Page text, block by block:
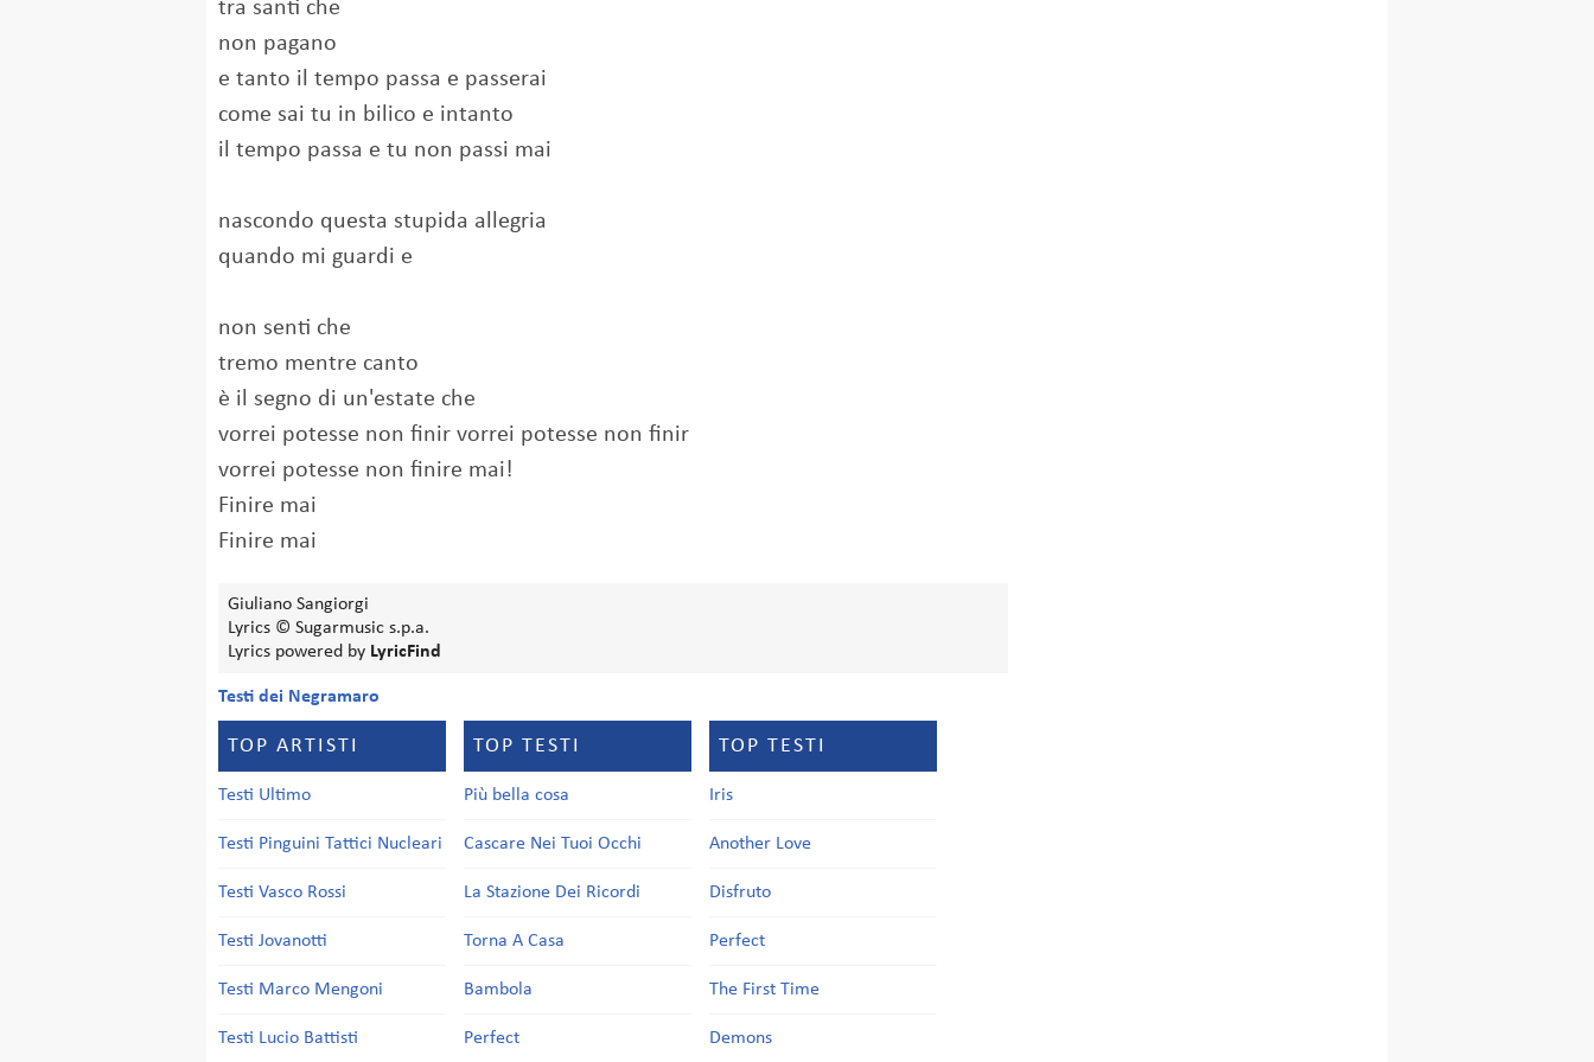
tra santi che
non pagano
e tanto il tempo passa e passerai
come sai tu in bilico e intanto
il tempo passa e tu non passi mai
nascondo questa stupida allegria
quando mi guardi e
non senti che
tremo mentre canto
è il segno di un'estate che
vorrei potesse non finir vorrei potesse non finir
vorrei potesse non finire mai!
Finire mai
Finire mai
Giuliano Sangiorgi
Lyrics © Sugarmusic s.p.a.
Lyrics powered by LyricFind
Testi dei Negramaro
TOP ARTISTI
Testi Ultimo
Testi Pinguini Tattici Nucleari
Testi Vasco Rossi
Testi Jovanotti
Testi Marco Mengoni
Testi Lucio Battisti
TOP TESTI
Più bella cosa
Cascare Nei Tuoi Occhi
La Stazione Dei Ricordi
Torna A Casa
Bambola
Perfect
TOP TESTI
Iris
Another Love
Disfruto
Perfect
The First Time
Demons